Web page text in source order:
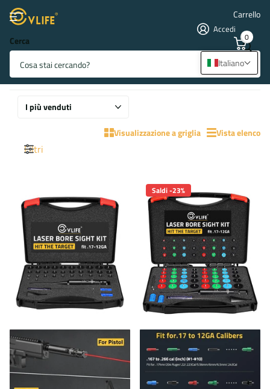
Cerca
Accedi
Carrello
0
Allineamento Globale del Mirino
33 prodotti
Visualizzazione a griglia Vista elenco
Filtri
Saldi -23%
Italiano